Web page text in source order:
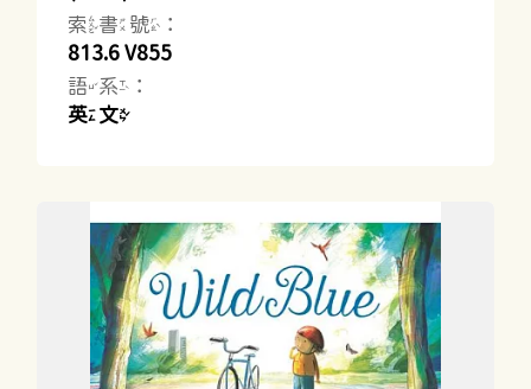
索書號：
813.6 V855
語系：
英文